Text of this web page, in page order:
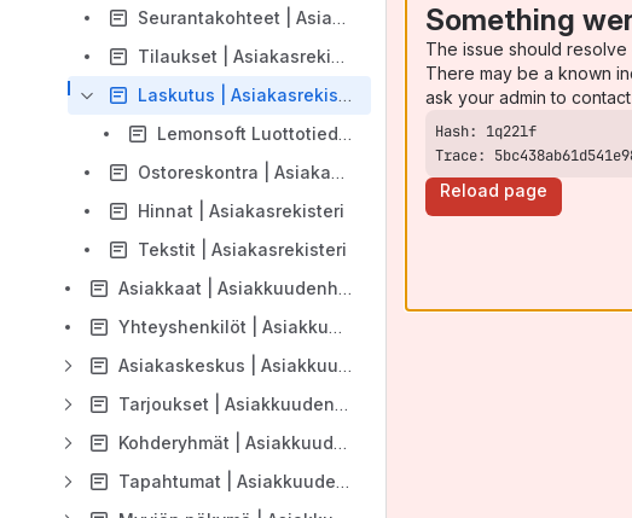
Seurantakohteet | Asiakasrekisteri
Tilaukset | Asiakasrekisteri
Laskutus | Asiakasrekisteri
Lemonsoft Luottotiedot | Asiakasrekisteri
Ostoreskontra | Asiakasrekisteri
Hinnat | Asiakasrekisteri
Tekstit | Asiakasrekisteri
Asiakkaat | Asiakkuudenhallinta
Yhteyshenkilöt | Asiakkuudenhallinta
Asiakaskeskus | Asiakkuudenhallinta
Tarjoukset | Asiakkuudenhallinta
Kohderyhmät | Asiakkuudenhallinta
Tapahtumat | Asiakkuudenhallinta
Something
The issue should
There may be a known
ask your admin to contact
Trace:
Reload page